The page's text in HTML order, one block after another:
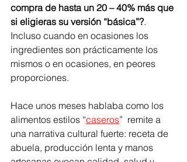
compra de hasta un 20 – 40% más que
si eligieras su versión “básica”?.
Incluso cuando en ocasiones los
ingredientes son prácticamente los
mismos o en ocasiones, en peores
proporciones.
Hace unos meses hablaba como los
alimentos estilos “caseros”  remite a
una narrativa cultural fuerte: receta de
abuela, producción lenta y manos